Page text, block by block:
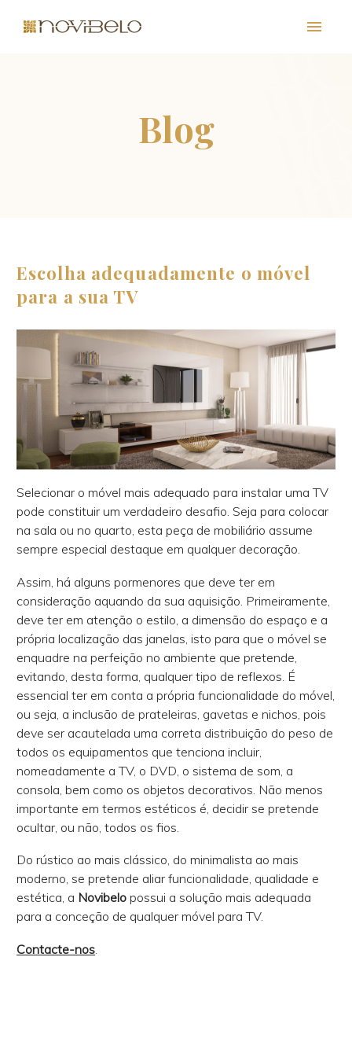
Escolha adequadamente o móvel
para a sua TV
Selecionar o móvel mais adequado para instalar uma TV
pode constituir um verdadeiro desafio. Seja para colocar
na sala ou no quarto, esta peça de mobiliário assume
sempre especial destaque em qualquer decoração.
Assim, há alguns pormenores que deve ter em
consideração aquando da sua aquisição. Primeiramente,
deve ter em atenção o estilo, a dimensão do espaço e a
própria localização das janelas, isto para que o móvel se
enquadre na perfeição no ambiente que pretende,
evitando, desta forma, qualquer tipo de reflexos. É
essencial ter em conta a própria funcionalidade do móvel,
ou seja, a inclusão de prateleiras, gavetas e nichos, pois
deve ser acautelada uma correta distribuição do peso de
todos os equipamentos que tenciona incluir,
nomeadamente a TV, o DVD, o sistema de som, a
consola, bem como os objetos decorativos. Não menos
importante em termos estéticos é, decidir se pretende
ocultar, ou não, todos os fios.
Do rústico ao mais clássico, do minimalista ao mais
moderno, se pretende aliar funcionalidade, qualidade e
estética, a Novibelo possui a solução mais adequada
para a conceção de qualquer móvel para TV.
Contacte-nos